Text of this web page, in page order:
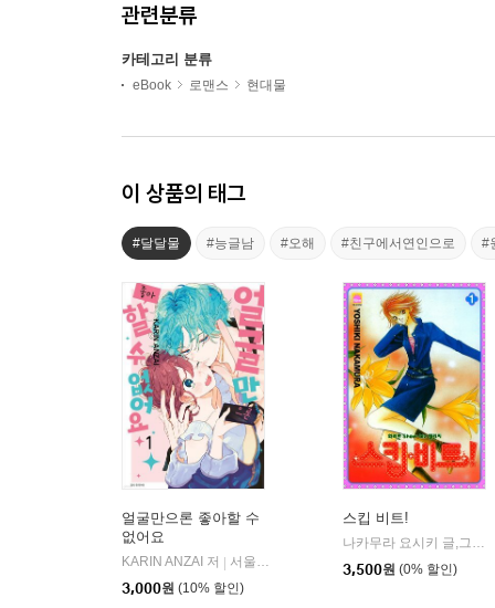
관련분류
카테고리 분류
eBook 로맨스 현대물
이 상품의 태그
#달달물 #능글남 #오해 #친구에서연인으로 #
얼굴만으론 좋아할 수
없어요
KARIN ANZAI 저
서울미디어코믹스
3,000원 (10% 할인)
스킵 비트!
나카무라 요시키 글,그림
3,500원 (0% 할인)